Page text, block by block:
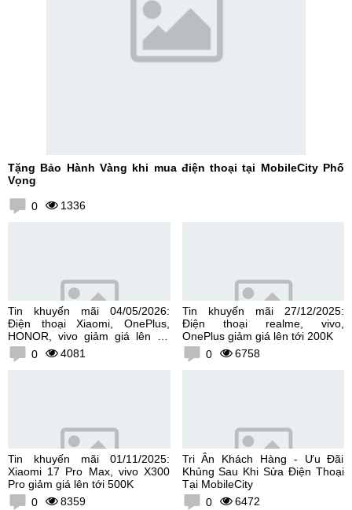
Tặng Bảo Hành Vàng khi mua điện thoại tại MobileCity Phố
Vọng
0 1336
Tin khuyến mãi 04/05/2026:
Điện thoại Xiaomi, OnePlus,
HONOR, vivo giảm giá lên tới
300K0 4081
Tin khuyến mãi 27/12/2025:
Điện thoại realme, vivo,
OnePlus giảm giá lên tới 200K
0
6758
Tin khuyến mãi 01/11/2025:
Xiaomi 17 Pro Max, vivo X300
Pro giảm giá lên tới 500K
0
8359
Tri Ân Khách Hàng - Ưu Đãi
Khủng Sau Khi Sửa Điện Thoại
Tại MobileCity
0
6472